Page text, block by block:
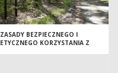
ZASADY BEZPIECZNEGO I
ETYCZNEGO KORZYSTANIA Z